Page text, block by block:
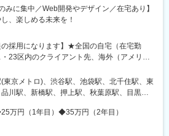
ーミナル駅(京急)、みなとみらい駅、木場駅
駅、神谷町駅、淵野辺駅、田無駅、武蔵新城
公園駅、桜新町駅、半蔵門駅、駒沢大学駅、
駅、東大宮駅、金沢文庫駅、ふじみ野駅、
柏駅、新津田沼駅、横須賀中央駅、目白
吉駅、鷺沼駅、鶴川駅、港南台駅、聖蹟桜ケ
、水天宮前駅、船堀駅、流山おおたかの森
、南砂町駅、光が丘駅、我孫子駅、拝島
線)、南大沢駅、越谷レイクタウン駅、東浦和
練馬駅、相模原駅、千歳船橋駅、武蔵中原
、京急蒲田駅、瑞江駅、京成幕張本郷駅、八
みに集中／Web開発やデザイン／在宅あり】
、楽しめる未来を！
の採用になります】★全国の自宅（在宅勤
23区内のクライアント先、海外（アメリカ
勤はありません。【研修について】3ヶ月研
面で行います。＜本社＞東京都世田谷区駒
サイドテラスサウス3Fアクセス：東急田園
ープ企業では、アメリカなどでの海外事業も
そちらに参画することもできるかも！？
東京メトロ)、渋谷駅、池袋駅、北千住駅、東
川駅、新橋駅、押上駅、秋葉原駅、目黒
京都)、大門駅(東京都)、有楽町駅、吉祥寺
ナー)、五反田駅、三田駅(東京都)、中目黒
万円（1年目）◆35万円（2年目）